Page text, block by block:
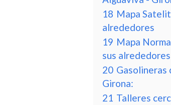
18 Mapa
alrededores
19 Mapa
sus alrededores
20 Gasolineras
Girona:
21 Talleres